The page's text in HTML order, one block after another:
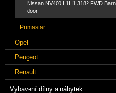
Nissan NV400 L1H1 3182 FWD Barn
door
Primastar
Opel
Peugeot
Renault
Vybavení dílny a nábytek